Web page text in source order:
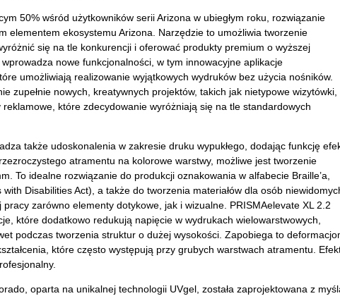
50% wśród użytkowników serii Arizona w ubiegłym roku, rozwiązanie
elementem ekosystemu Arizona. Narzędzie to umożliwia tworzenie
się na tle konkurencji i oferować produkty premium o wyższej
nowe funkcjonalności, w tym innowacyjne aplikacje
umożliwiają realizowanie wyjątkowych wydruków bez użycia nośników.
zupełnie nowych, kreatywnych projektów, takich jak nietypowe wizytówki,
które zdecydowanie wyróżniają się na tle standardowych
także udoskonalenia w zakresie druku wypukłego, dodając funkcję
atramentu na kolorowe warstwy, możliwe jest tworzenie
To idealne rozwiązanie do produkcji oznakowania w alfabecie Braille’a,
Disabilities Act), a także do tworzenia materiałów dla osób
pracy zarówno elementy dotykowe, jak i wizualne. PRISMAelevate XL 2.2
które dodatkowo redukują napięcie w wydrukach wielowarstwowych,
podczas tworzenia struktur o dużej wysokości. Zapobiega to
które często występują przy grubych warstwach atramentu.
oparta na unikalnej technologii UVgel, została zaprojektowana z